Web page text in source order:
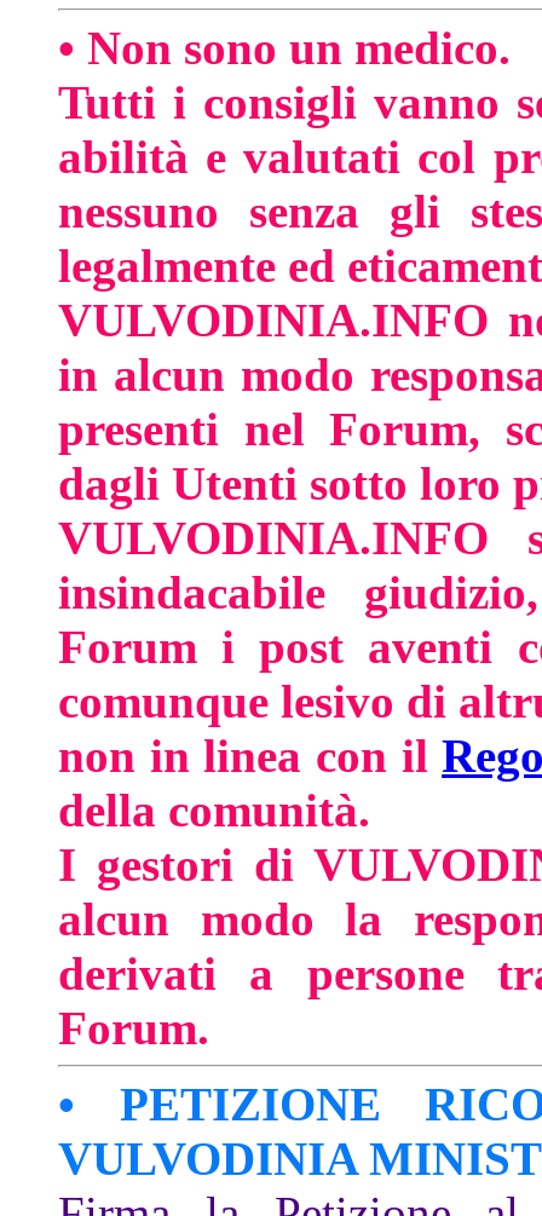
• Non sono un medico.
Tutti i consigli vanno
abilità e valutati col
nessuno senza gli
legalmente ed
VULVODINIA.INFO
in alcun modo
presenti nel Forum,
dagli Utenti sotto loro
insindacabile
Forum i post aventi
comunque lesivo di
non in linea con il
della comunità.
I gestori di
alcun modo la
derivati a persone
Forum.
• PETIZIONE
VULVODINIA